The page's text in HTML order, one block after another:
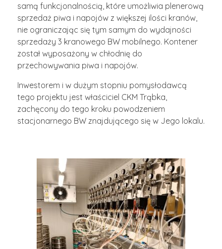
samą funkcjonalnością, które umożliwia plenerową
sprzedaż piwa i napojów z większej ilości kranów,
nie ograniczając się tym samym do wydajności
sprzedaży 3 kranowego BW mobilnego. Kontener
został wyposażony w chłodnię do
przechowywania piwa i napojów.
Inwestorem i w dużym stopniu pomysłodawcą
tego projektu jest właściciel CKM Trąbka,
zachęcony do tego kroku powodzeniem
stacjonarnego BW znajdującego się w Jego lokalu.